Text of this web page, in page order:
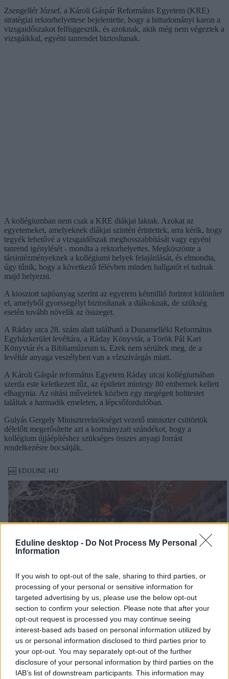
Eduline desktop - Do Not Process My Personal
Information
If you wish to opt-out of the sale, sharing to third parties, or
processing of your personal or sensitive information for
targeted advertising by us, please use the below opt-out
section to confirm your selection. Please note that after your
opt-out request is processed you may continue seeing
interest-based ads based on personal information utilized by
us or personal information disclosed to third parties prior to
your opt-out. You may separately opt-out of the further
disclosure of your personal information by third parties on the
IAB’s list of downstream participants. This information may
Zsengellér József, a Károli Gáspár Református Egyetem (KRE)
stratégiai rektorhelyettese bejelentette, hogy a hittudományi karon a
vizsgaidőszakot felfüggesztik, és azoknak, akik még nem végeztek a
vizsgáikkal, egyéni tanrendet biztosítanak.
A kollégiumban nem csak a KRE diákjai laktak. Azokat az
egyetemeket, amelyeknek diákjai szintén érintettek, arra kérik, hogy
tegyék lehetővé a vizsgaidőszak meghosszabbítását vagy egyéni
tanrend igénylését - mondta a rektorhelyettes. Megköszönte a
társintézményeknek a kollégiumi helyek felajánlását, és elmondta,
úgy tűnik, hogy a következő félévben minden hallgatót el tudnak
majd helyezni.
A kiosztott sajtóanyag szerint az egyetem kétmillió forintot különített
el, amelyből gyorssegélyt biztosítanak a diákoknak, de szükség
esetén tovább növelik az összeget.
A Ráday utca 28. szám alatt található a Dunamelléki Református
Egyházkerület levéltára, a Ráday Könyvtár, a Török Pál Kari
Könyvtár és a Bibliamúzeum is. Ezek nem sérültek meg, de a
levéltár anyaga veszélyben van a vízszivárgás miatt.
A Károli Gáspár református Egyetem Ráday utcai kollégiumában
szerda este keletkezett tűz, az épületet mintegy 80 embernek kellett
elhagynia. Az oltási műveletek közben egy megégett holttestet
találtak a harmadik emeleten, a lépcsőfordulóban.
Gulyás Gergely Miniszterelnökséget vezető miniszter csütörtök
délelőtt megerősítette azt a kormányzati szándékot, hogy a
kollégium újjáépítéshez szükséges összes anyagi forrást
rendelkezésre bocsátják.